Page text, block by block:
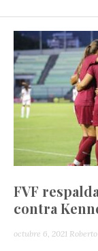
FVF
contra
octubre 6, 2021